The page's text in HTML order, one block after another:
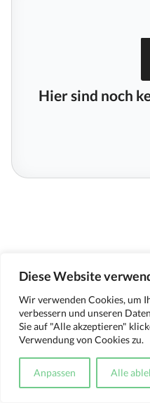
Diese Website
Wir verwenden Cookies, um
verbessern und unseren
Sie auf "Alle akzeptieren"
Verwendung von Cookies zu.
Anpassen Alle
Hier sind noch
Kontakt Impressum